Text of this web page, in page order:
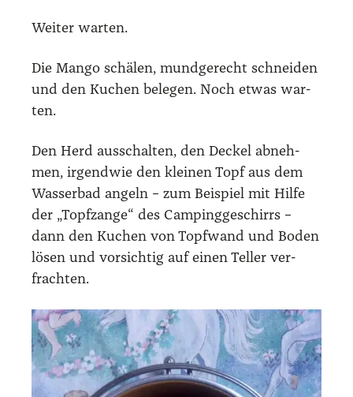
Wei­ter war­ten.
Die Man­go schä­len, mund­ge­recht schnei­den
und den Kuchen bele­gen. Noch etwas war­
ten.
Den Herd aus­schal­ten, den Deckel abneh­
men, irgend­wie den klei­nen Topf aus dem
Was­ser­bad angeln – zum Bei­spiel mit Hil­fe
der „Topf­zan­ge“ des Cam­ping­ge­schirrs –
dann den Kuchen von Topf­wand und Boden
lösen und vor­sich­tig auf einen Tel­ler ver­
frach­ten.